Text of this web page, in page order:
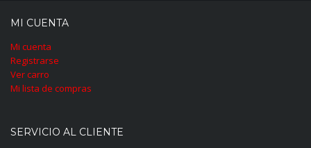
MI CUENTA
Mi cuenta
Registrarse
Ver carro
Mi lista de compras
SERVICIO AL CLIENTE